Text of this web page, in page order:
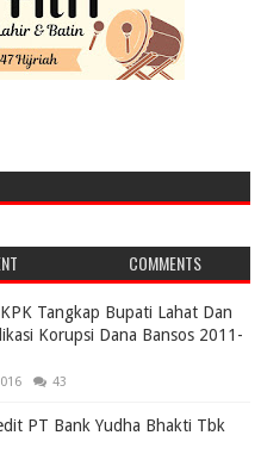
COMMENTS
Tangkap Bupati Lahat Dan
Korupsi Dana Bansos 2011-
43
PT Bank Yudha Bhakti Tbk